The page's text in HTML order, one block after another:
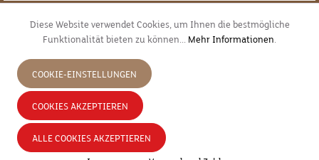
JETZT WIDERRUFEN
* Alle Preise inkl. gesetzl. Mehrwertsteuer zzgl.
Nachnahmegebühren, wenn nicht anders angegeben.
Diese Website verwendet Cookies, um Ihnen die bestmögliche
Funktionalität bieten zu können... Mehr Informationen.
COOKIE-EINSTELLUNGEN
COOKIES AKZEPTIEREN
ALLE COOKIES AKZEPTIEREN